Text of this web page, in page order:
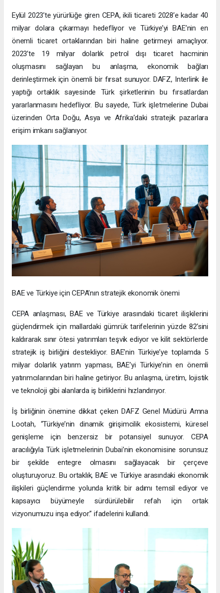
Eylül 2023’te yürürlüğe giren CEPA, ikili ticareti 2028’e kadar 40
milyar dolara çıkarmayı hedefliyor ve Türkiye’yi BAE’nin en
önemli ticaret ortaklarından biri haline getirmeyi amaçlıyor.
2023’te 19 milyar dolarlık petrol dışı ticaret hacminin
oluşmasını sağlayan bu anlaşma, ekonomik bağları
derinleştirmek için önemli bir fırsat sunuyor. DAFZ, Interlink ile
yaptığı ortaklık sayesinde Türk şirketlerinin bu fırsatlardan
yararlanmasını hedefliyor. Bu sayede, Türk işletmelerine Dubai
üzerinden Orta Doğu, Asya ve Afrika’daki stratejik pazarlara
erişim imkanı sağlanıyor.
BAE ve Türkiye için CEPA’nın stratejik ekonomik önemi
CEPA anlaşması, BAE ve Türkiye arasındaki ticaret ilişkilerini
güçlendirmek için mallardaki gümrük tarifelerinin yüzde 82’sini
kaldırarak sınır ötesi yatırımları teşvik ediyor ve kilit sektörlerde
stratejik iş birliğini destekliyor. BAE’nin Türkiye’ye toplamda 5
milyar dolarlık yatırım yapması, BAE’yi Türkiye’nin en önemli
yatırımcılarından biri haline getiriyor. Bu anlaşma, üretim, lojistik
ve teknoloji gibi alanlarda iş birliklerini hızlandırıyor.
İş birliğinin önemine dikkat çeken DAFZ Genel Müdürü Amna
Lootah, “Türkiye’nin dinamik girişimcilik ekosistemi, küresel
genişleme için benzersiz bir potansiyel sunuyor. CEPA
aracılığıyla Türk işletmelerinin Dubai’nin ekonomisine sorunsuz
bir şekilde entegre olmasını sağlayacak bir çerçeve
oluşturuyoruz. Bu ortaklık, BAE ve Türkiye arasındaki ekonomik
ilişkileri güçlendirme yolunda kritik bir adımı temsil ediyor ve
kapsayıcı büyümeyle sürdürülebilir refah için ortak
vizyonumuzu inşa ediyor.” ifadelerini kullandı.